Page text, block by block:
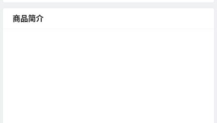
商品简介